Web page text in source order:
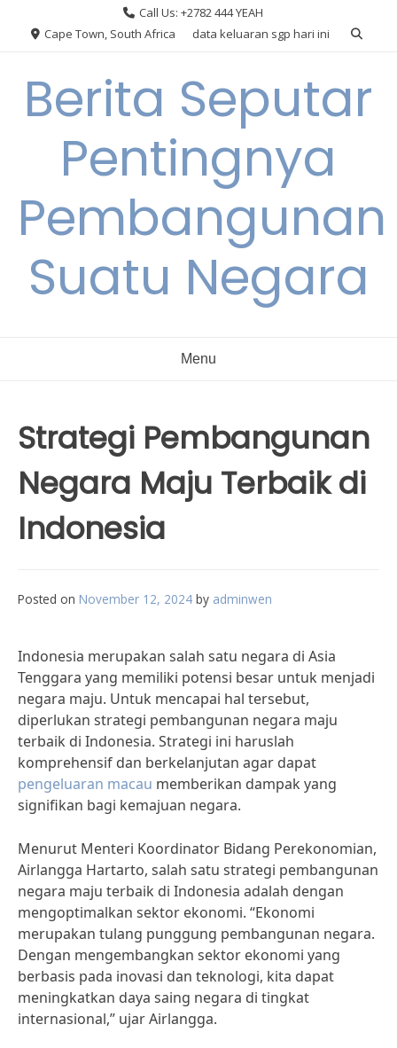
Call Us: +2782 444 YEAH
Cape Town, South Africa
data keluaran sgp hari ini
Berita Seputar
Pentingnya
Pembangunan
Suatu Negara
Menu
Strategi Pembangunan
Negara Maju Terbaik di
Indonesia
Posted on November 12, 2024 by adminwen
Indonesia merupakan salah satu negara di Asia
Tenggara yang memiliki potensi besar untuk menjadi
negara maju. Untuk mencapai hal tersebut,
diperlukan strategi pembangunan negara maju
terbaik di Indonesia. Strategi ini haruslah
komprehensif dan berkelanjutan agar dapat
pengeluaran macau memberikan dampak yang
signifikan bagi kemajuan negara.
Menurut Menteri Koordinator Bidang Perekonomian,
Airlangga Hartarto, salah satu strategi pembangunan
negara maju terbaik di Indonesia adalah dengan
mengoptimalkan sektor ekonomi. “Ekonomi
merupakan tulang punggung pembangunan negara.
Dengan mengembangkan sektor ekonomi yang
berbasis pada inovasi dan teknologi, kita dapat
meningkatkan daya saing negara di tingkat
internasional,” ujar Airlangga.